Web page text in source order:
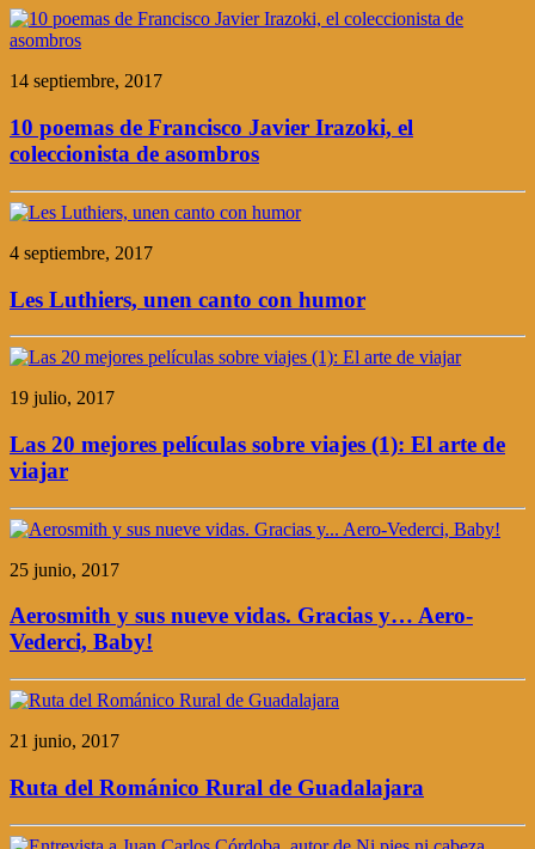
14 septiembre, 2017
10 poemas de Francisco Javier Irazoki, el
coleccionista de asombros
4 septiembre, 2017
Les Luthiers, unen canto con humor
19 julio, 2017
Las 20 mejores películas sobre viajes (1): El arte de
viajar
25 junio, 2017
Aerosmith y sus nueve vidas. Gracias y… Aero-
Vederci, Baby!
21 junio, 2017
Ruta del Románico Rural de Guadalajara